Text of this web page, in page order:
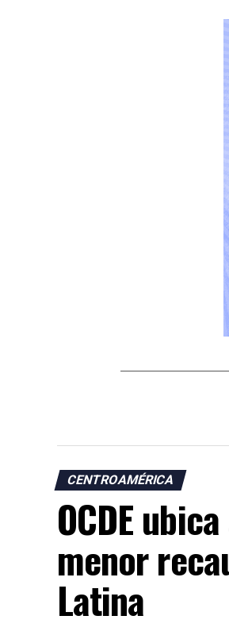
CENTROAMÉRICA
OCDE
menor
Latina